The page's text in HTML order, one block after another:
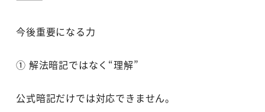
今後重要になる力
① 解法暗記ではなく“理解”
公式暗記だけでは対応できません。